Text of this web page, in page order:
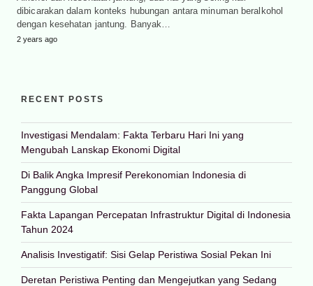
dibicarakan dalam konteks hubungan antara minuman beralkohol
dengan kesehatan jantung. Banyak…
2 years ago
RECENT POSTS
Investigasi Mendalam: Fakta Terbaru Hari Ini yang
Mengubah Lanskap Ekonomi Digital
Di Balik Angka Impresif Perekonomian Indonesia di
Panggung Global
Fakta Lapangan Percepatan Infrastruktur Digital di Indonesia
Tahun 2024
Analisis Investigatif: Sisi Gelap Peristiwa Sosial Pekan Ini
Deretan Peristiwa Penting dan Mengejutkan yang Sedang